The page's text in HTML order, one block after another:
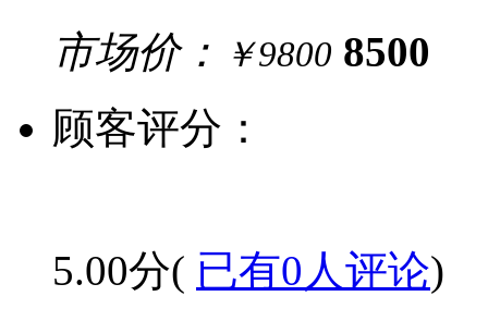
市场价：
￥9800 8500
顾客评分：
5.00分( 已有0人评论)